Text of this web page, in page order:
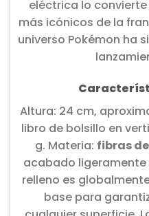
eléctrica lo convierte
más icónicos de la
universo Pokémon ha
Altura: 24 cm,
libro de bolsillo en
g. Materia: fibras
acabado ligeramente
relleno es
base para